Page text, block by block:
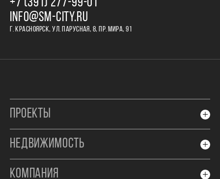
+7 (391) 277‒99‒01
INFO@SM-CITY.RU
Г. КРАСНОЯРСК, УЛ. ПАРУСНАЯ, 8, ПР. МИРА, 91
ПРОЕКТЫ
НЕДВИЖИМОСТЬ
КОМПАНИЯ